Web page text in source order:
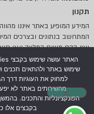
תקנון
המידע המופיע באתר איננו
המתחשב בנתונים ובצרכים
ואין בהם משום המלצה ו/או
החברה אינה אחראית לנזק ו/
על המידע המוצג באתר זה.
שימוש באתר ולהתאים תכנים
למחוק את העוגיות דרך
מהשירותים באתר לא
הפונקציונליות והתכנים.
בקבצים אלו